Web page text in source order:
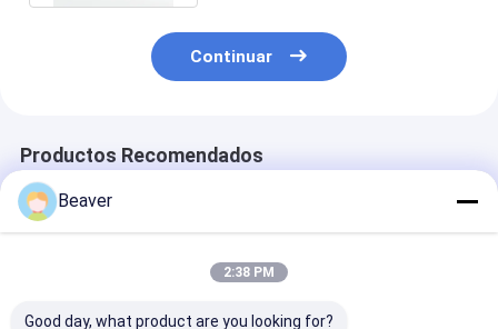
Continuar
Productos Recomendados
Beaver
2:38 PM
Good day, what product are you looking for?